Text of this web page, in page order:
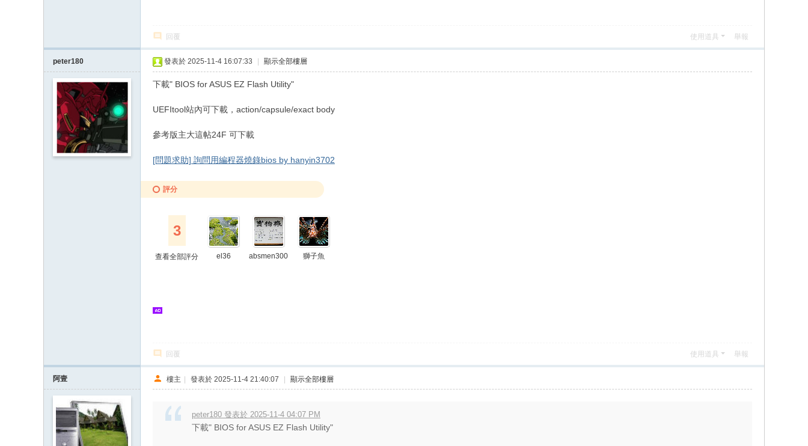
回覆 使用道具 舉報
peter180 發表於 2025-11-4 16:07:33 顯示全部樓層
下載" BIOS for ASUS EZ Flash Utility"
UEFItool站內可下載，action/capsule/exact body
參考版主大這帖24F 可下載
[問題求助] 詢問用編程器燒錄bios by hanyin3702
評分
3
查看全部評分 el36
absmen300
獅子魚
回覆 使用道具 舉報
阿壹 樓主 | 發表於 2025-11-4 21:40:07 | 顯示全部樓層
peter180 發表於 2025-11-4 04:07 PM
下載" BIOS for ASUS EZ Flash Utility"